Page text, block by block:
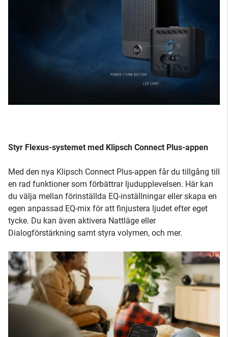
Styr Flexus-systemet med Klipsch Connect Plus-appen
Med den nya Klipsch Connect Plus-appen får du tillgång till
en rad funktioner som förbättrar ljudupplevelsen. Här kan
du välja mellan förinställda EQ-inställningar eller skapa en
egen anpassad EQ-mix för att finjustera ljudet efter eget
tycke. Du kan även aktivera Nattläge eller
Dialogförstärkning samt styra volymen, och mer.